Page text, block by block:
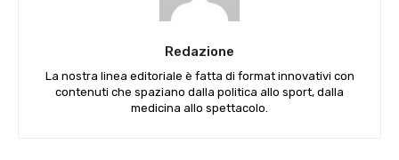
Redazione
La nostra linea editoriale è fatta di format innovativi con
contenuti che spaziano dalla politica allo sport, dalla
medicina allo spettacolo.